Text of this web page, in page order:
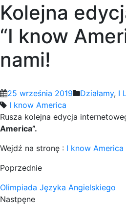
Kolejna
“I know
nami!
25 września 2019 Działamy, I
I know America
Rusza kolejna edycja
America”.
Wejdź na stronę : I know America
Poprzednie
Olimpiada Języka Angielskiego
Nastpęne